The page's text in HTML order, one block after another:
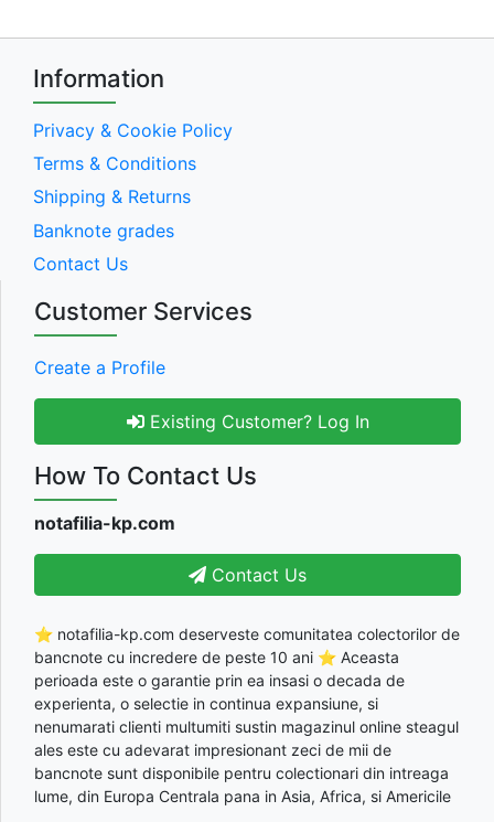
Information
Privacy & Cookie Policy
Terms & Conditions
Shipping & Returns
Banknote grades
Contact Us
Customer Services
Create a Profile
Existing Customer? Log In
How To Contact Us
notafilia-kp.com
Contact Us
⭐ notafilia-kp.com deserveste comunitatea colectorilor de
bancnote cu incredere de peste 10 ani ⭐ Aceasta
perioada este o garantie prin ea insasi o decada de
experienta, o selectie in continua expansiune, si
nenumarati clienti multumiti sustin magazinul online steagul
ales este cu adevarat impresionant zeci de mii de
bancnote sunt disponibile pentru colectionari din intreaga
lume, din Europa Centrala pana in Asia, Africa, si Americile